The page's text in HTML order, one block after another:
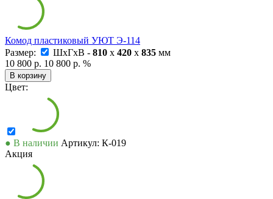
Комод пластиковый УЮТ Э-114
Размер:
ШxГxВ - 810 x 420 x 835 мм
10 800 р. 10 800 р. %
В корзину
Цвет:
● В наличии Артикул: К-019
Акция